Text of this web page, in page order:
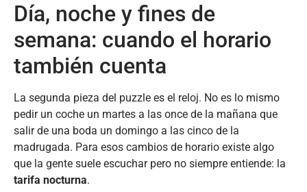
Día, noche y fines de
semana: cuando el horario
también cuenta
La segunda pieza del puzzle es el reloj. No es lo mismo
pedir un coche un martes a las once de la mañana que
salir de una boda un domingo a las cinco de la
madrugada. Para esos cambios de horario existe algo
que la gente suele escuchar pero no siempre entiende: la
tarifa nocturna.